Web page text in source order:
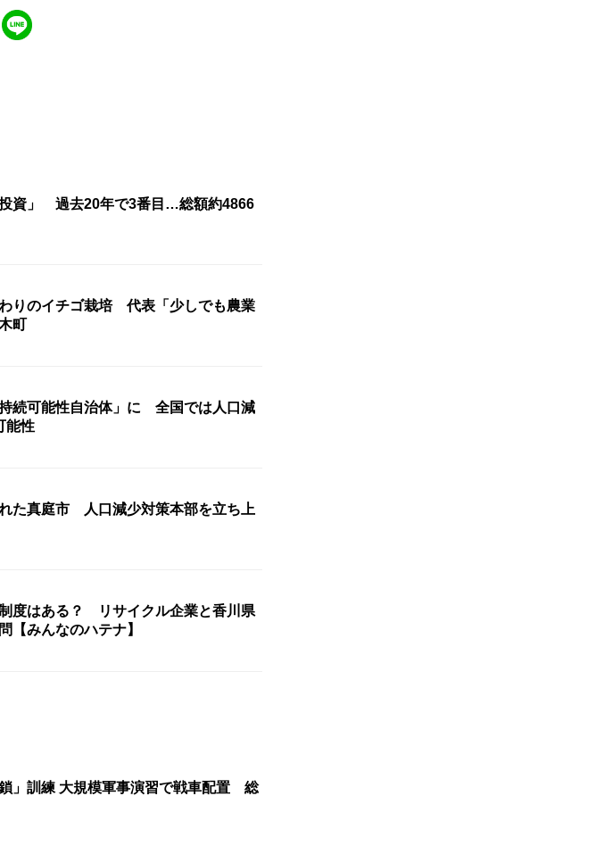
投資」 過去20年で3番目…総額約4866
わりのイチゴ栽培 代表「少しでも農業
町
続可能性自治体」に 全国では人口減
能性
た真庭市 人口減少対策本部を立ち上
度はある？ リサイクル企業と香川県
【みんなのハテナ】
」訓練 大規模軍事演習で戦車配置 総